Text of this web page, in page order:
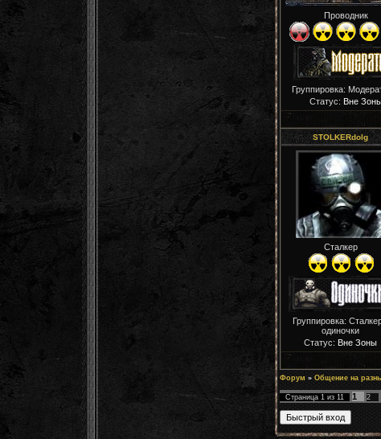
Проводник
Группировка:
Статус: Вне
STOLKERdolg
Сталкер
Группировка:
одиночки
Статус: Вне Зоны
Форум » Общение на
Страница 1 из 11 1 2